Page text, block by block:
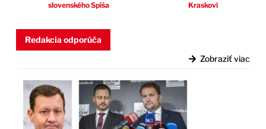
slovenského Spiša
Kraskovi
Redakcia odporúča
Zobraziť viac